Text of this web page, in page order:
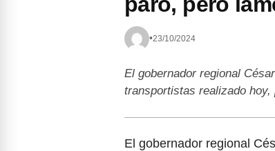
•23/10/2024
El gobernador regional
transportistas realizado
El gobernador regional